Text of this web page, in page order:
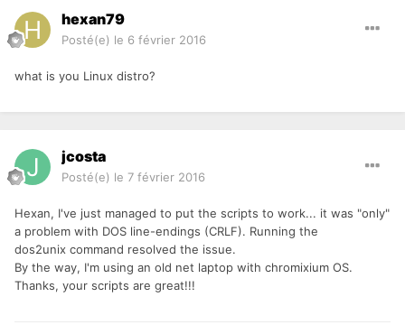
hexan79
Posté(e) le 6 février 2016
what is you Linux distro?
jcosta
Posté(e) le 7 février 2016
Hexan, I've just managed to put the scripts to work... it was "only"
a problem with DOS line-endings (CRLF). Running the
dos2unix command resolved the issue.
By the way, I'm using an old net laptop with chromixium OS.
Thanks, your scripts are great!!!